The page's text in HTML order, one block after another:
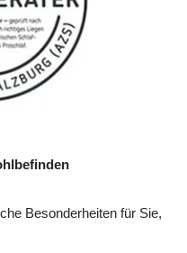
Besonderheiten für Sie,